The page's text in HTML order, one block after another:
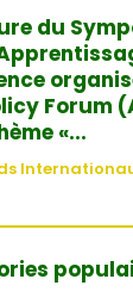
du
Forum
«...